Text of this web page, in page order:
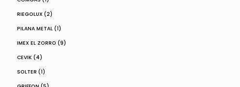
RIEGOLUX (2)
PILANA METAL (1)
IMEX EL ZORRO (9)
CEVIK (4)
SOLTER (1)